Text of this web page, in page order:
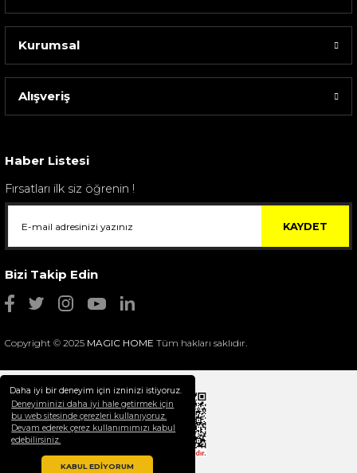
Daha iyi bir deneyim için izninizi istiyoruz.
Deneyiminizi daha iyi hale getirmek için
bu web sitesinde çerezleri kullanıyoruz.
Devam ederek çerez kullanımımızı kabul
edebilirsiniz.
KABUL EDİYORUM
Sarev Elfıda Flanel Nevresim Takımı Çift Kişili...
Selim Dekor Chain 15x20 Çerçeve Vizon
1.595,00 TL
Kurumsal
Alışveriş
Haber Listesi
Fırsatları ilk siz öğrenin !
KAYDET
Bizi Takip Edin
Copyright © 2025 MAGIC HOME Tüm hakları saklıdır.